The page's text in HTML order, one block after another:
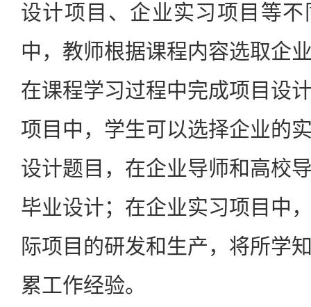
设计项目、企业实习项目等
中，教师根据课程内容选取企
在课程学习过程中完成项目设
项目中，学生可以选择企业的
设计题目，在企业导师和高校
毕业设计；在企业实习项目中
际项目的研发和生产，将所学
累工作经验。